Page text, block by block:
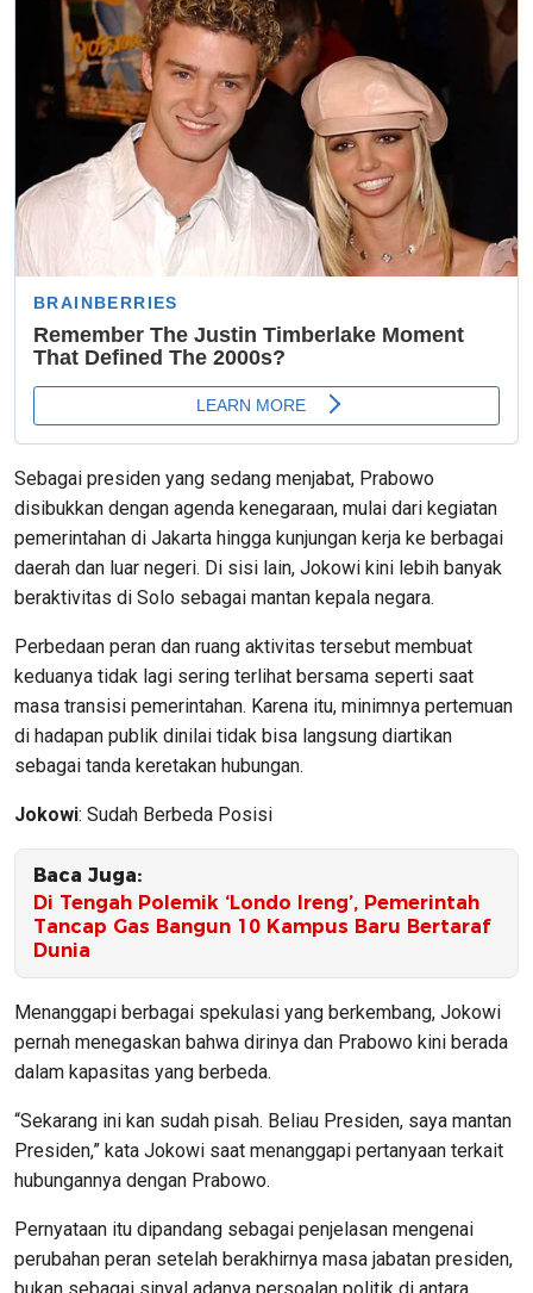
Sebagai presiden yang sedang menjabat, Prabowo
disibukkan dengan agenda kenegaraan, mulai dari kegiatan
pemerintahan di Jakarta hingga kunjungan kerja ke berbagai
daerah dan luar negeri. Di sisi lain, Jokowi kini lebih banyak
beraktivitas di Solo sebagai mantan kepala negara.
Perbedaan peran dan ruang aktivitas tersebut membuat
keduanya tidak lagi sering terlihat bersama seperti saat
masa transisi pemerintahan. Karena itu, minimnya pertemuan
di hadapan publik dinilai tidak bisa langsung diartikan
sebagai tanda keretakan hubungan.
Jokowi: Sudah Berbeda Posisi
Baca Juga:
Di Tengah Polemik ‘Londo Ireng’, Pemerintah
Tancap Gas Bangun 10 Kampus Baru Bertaraf
Dunia
Menanggapi berbagai spekulasi yang berkembang, Jokowi
pernah menegaskan bahwa dirinya dan Prabowo kini berada
dalam kapasitas yang berbeda.
“Sekarang ini kan sudah pisah. Beliau Presiden, saya mantan
Presiden,” kata Jokowi saat menanggapi pertanyaan terkait
hubungannya dengan Prabowo.
Pernyataan itu dipandang sebagai penjelasan mengenai
perubahan peran setelah berakhirnya masa jabatan presiden,
bukan sebagai sinyal adanya persoalan politik di antara